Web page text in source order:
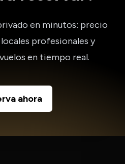
en minutos: precio
profesionales y
en tiempo real.
ahora